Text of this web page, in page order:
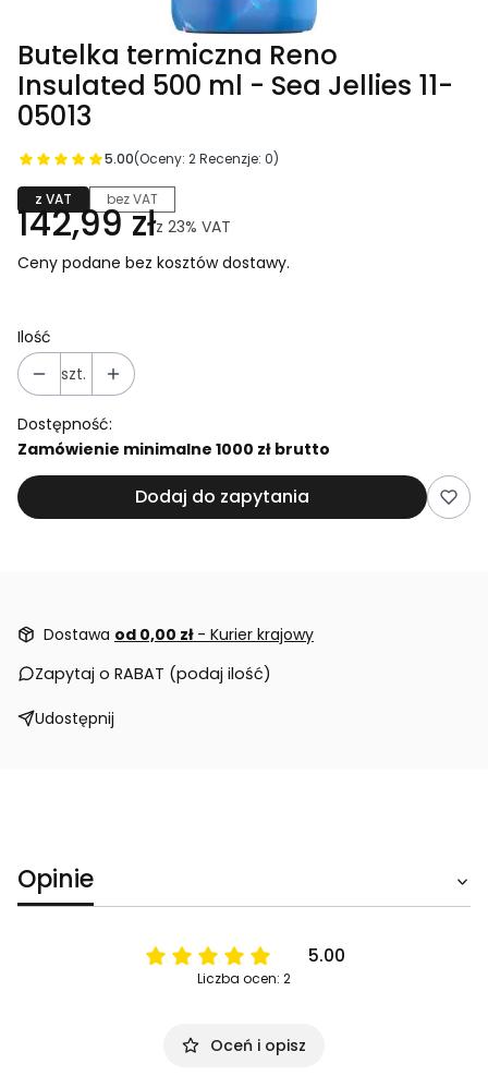
Butelka termiczna Reno
Insulated 500 ml - Sea Jellies 11-
05013
5.00(Oceny: 2 Recenzje: 0)
z VAT bez VAT
142,99 złz 23% VAT
Ceny podane bez kosztów dostawy.
Ilość
szt.
Dostępność:
Zamówienie minimalne 1000 zł brutto
Dodaj do zapytania
Dostawa od 0,00 zł - Kurier krajowy
Zapytaj o RABAT (podaj ilość)
Udostępnij
Opinie
5.00
Liczba ocen: 2
Oceń i opisz